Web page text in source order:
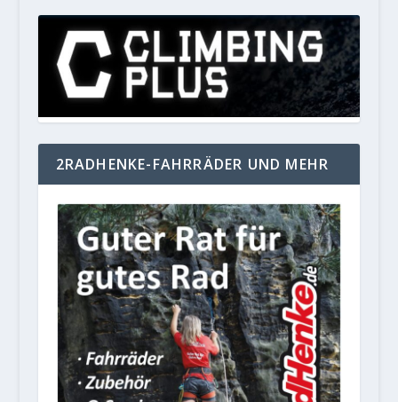
2RADHENKE-FAHRRÄDER UND MEHR